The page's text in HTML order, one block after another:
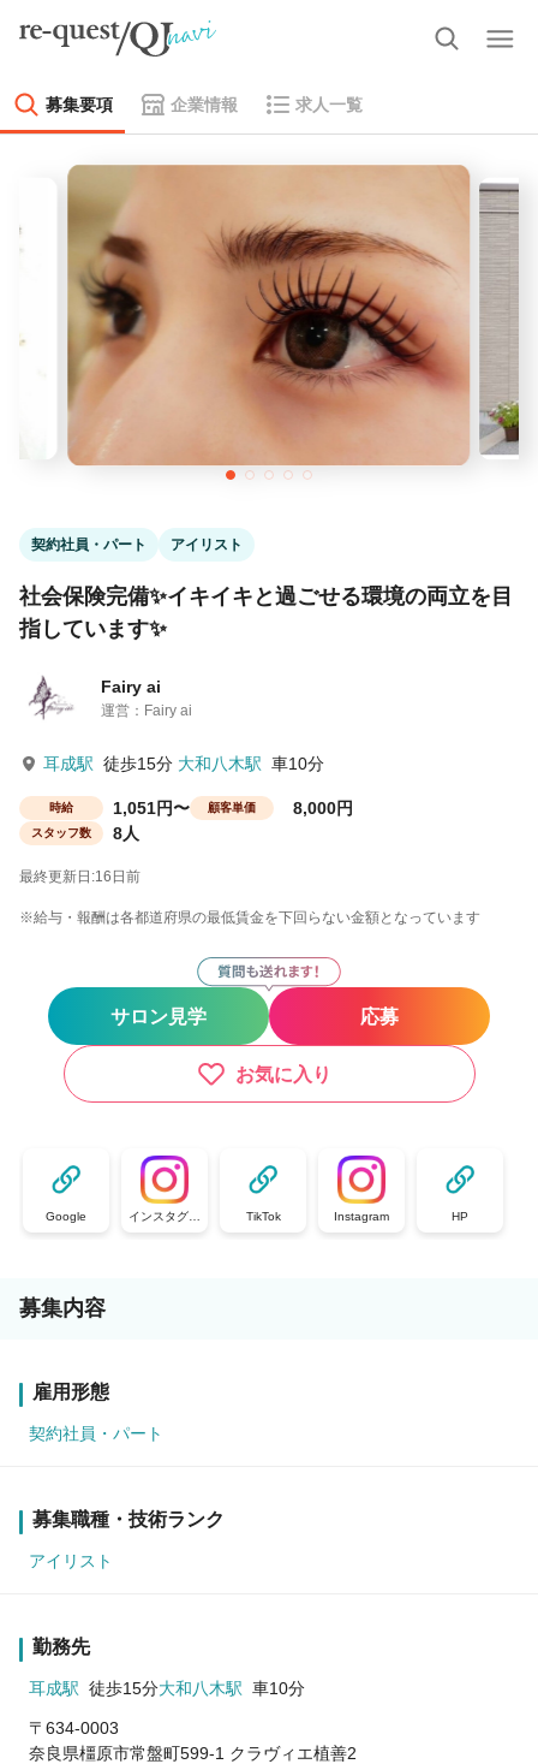
募集要項 企業情報 求人一覧
契約社員・パート アイリスト
社会保険完備✨イキイキと過ごせる環境の両立を目
指しています✨
Fairy ai
運営：Fairy ai
耳成駅 徒歩15分 大和八木駅 車10分
時給 1,051円〜 顧客単価 8,000円
スタッフ数 8人
最終更新日:16日前
※給与・報酬は各都道府県の最低賃金を下回らない金額となっています
サロン見学 応募
お気に入り
Google
インスタグラ
ム
TikTok Instagram HP
募集内容
雇用形態
契約社員・パート
募集職種・技術ランク
アイリスト
勤務先
耳成駅 徒歩15分大和八木駅 車10分
〒634-0003
奈良県橿原市常盤町599-1 クラヴィエ植善2